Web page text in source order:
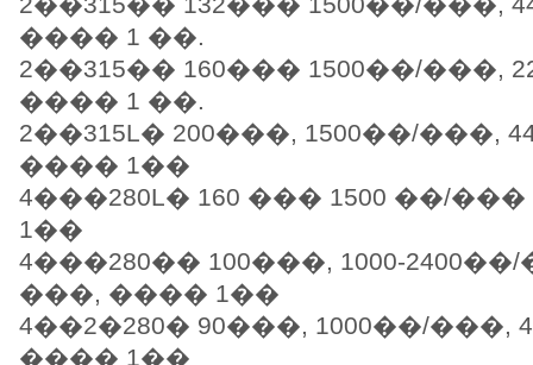
���� 1 ��.
2��315�� 160��� 1500��/���,
���� 1 ��.
2��315L� 200���, 1500��/���,
���� 1��
4���280L� 160 ��� 1500 ��/
1��
4���280�� 100���, 1000-
���, ���� 1��
4��2�280� 90���, 1000��/���,
���� 1��